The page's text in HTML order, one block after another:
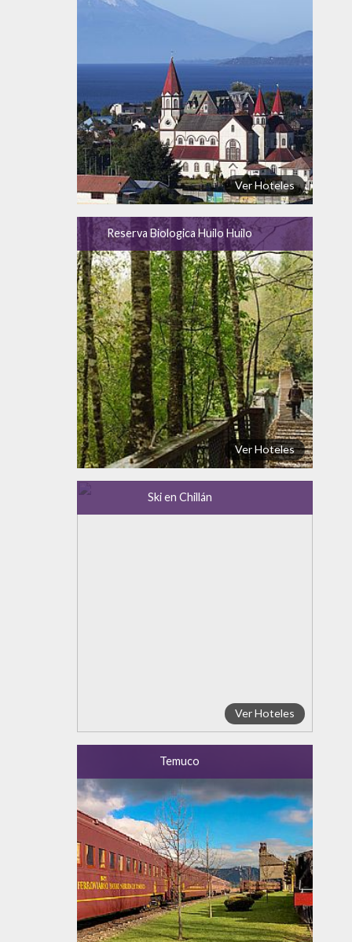
Ver Hoteles
Reserva Biologica Huilo Huilo
Ver Hoteles
Ski en Chillán
Ver Hoteles
Temuco